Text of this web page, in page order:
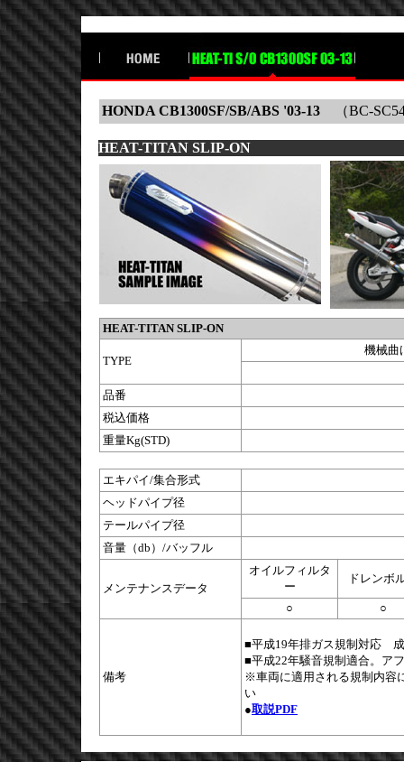
HONDA CB1300SF/SB/ABS '03-13（BC-
HEAT-TITAN SLIP-ON
HEAT-TITAN SLIP-ON
TYPE
機械曲
品番
税込価格
重量Kg(STD)
エキパイ/集合形式
ヘッドパイプ径
テールパイプ径
音量（db）/バッフル
メンテナンスデータ
オイルフィルタ
ー
ドレンボ
○ ○
備考
■平成19年排ガス規制対応 成
■平成22年騒音規制適合。ア
※車両に適用される規制内容
い
●取説PDF